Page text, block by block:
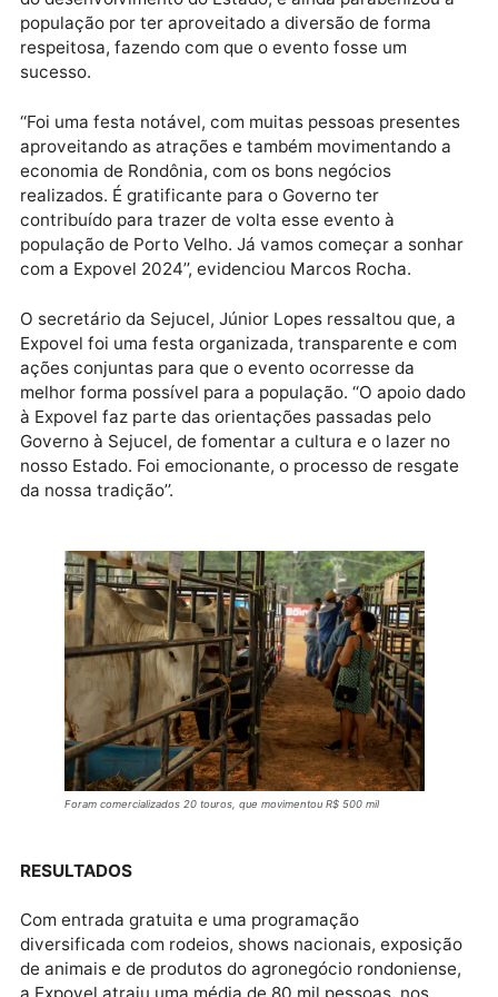
O governador de Rondônia, Marcos Rocha destacou
impactos positivos do resgate da Expovel para o
do desenvolvimento do Estado, e ainda parabenizou
população por ter aproveitado a diversão de forma
respeitosa, fazendo com que o evento fosse um
sucesso.
‘‘Foi uma festa notável, com muitas pessoas
economia de Rondônia, com os bons negócios
realizados. É gratificante para o Governo ter
contribuído para trazer de volta esse evento à
população de Porto Velho. Já vamos começar a
com a Expovel 2024’’, evidenciou Marcos Rocha.
O secretário da Sejucel, Júnior Lopes ressaltou que,
melhor forma possível para a população. ‘‘O apoio
à Expovel faz parte das orientações passadas pelo
Governo à Sejucel, de fomentar a cultura e o lazer
nosso Estado. Foi emocionante, o processo de
da nossa tradição’’.